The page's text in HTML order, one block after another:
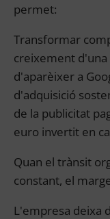
permet:
Transformar
creixement d'una
d'aparèixer a
d'adquisició
de la publicitat
euro invertit en
Quan el trànsit
constant, el
L'empresa deixa